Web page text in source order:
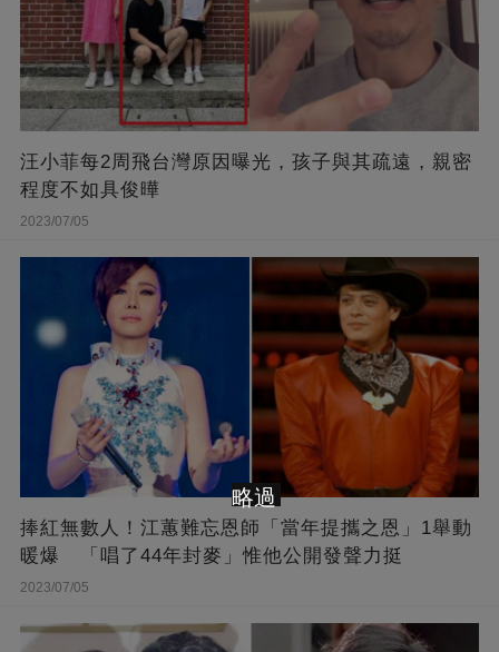
汪小菲每2周飛台灣原因曝光，孩子與其疏遠，親密
程度不如具俊曄
2023/07/05
捧紅無數人！江蕙難忘恩師「當年提攜之恩」1舉動
暖爆 「唱了44年封麥」惟他公開發聲力挺
2023/07/05
略過